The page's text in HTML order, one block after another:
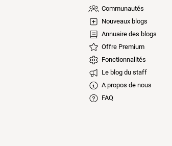
Communautés
Nouveaux blogs
Annuaire des blogs
Offre Premium
Fonctionnalités
Le blog du staff
A propos de nous
FAQ